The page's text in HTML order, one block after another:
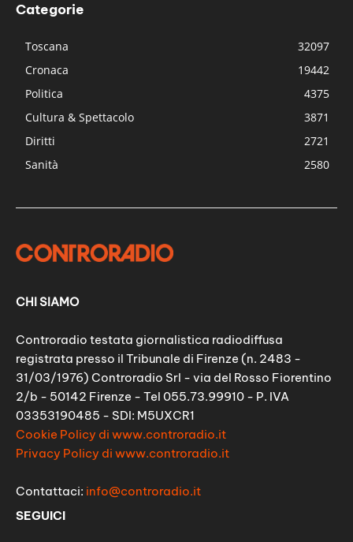
Categorie
Toscana
32097
Cronaca
19442
Politica
4375
Cultura & Spettacolo
3871
Diritti
2721
Sanità
2580
CHI SIAMO
Controradio testata giornalistica radiodiffusa
registrata presso il Tribunale di Firenze (n. 2483 -
31/03/1976) Controradio Srl - via del Rosso Fiorentino
2/b - 50142 Firenze - Tel 055.73.99910 - P. IVA
03353190485 - SDI: M5UXCR1
Cookie Policy di www.controradio.it
Privacy Policy di www.controradio.it
Contattaci: info@controradio.it
SEGUICI